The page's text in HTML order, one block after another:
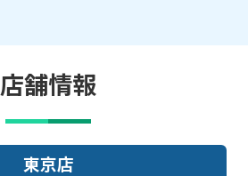
店舗情報
東京店